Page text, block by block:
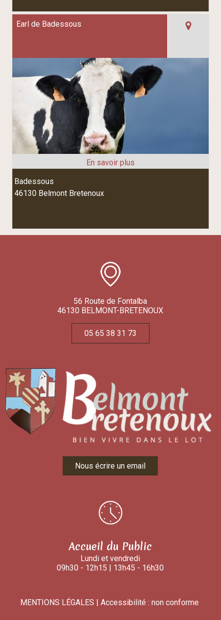
Earl de Badessous
Badessous
46130 Belmont Bretenoux
56 Route de Fontalba
46130 BELMONT-BRETENOUX
05 65 38 31 73
Nous écrire un email
Accueil du Public
Lundi et vendredi
09h30 - 12h15 | 13h45 - 16h30
MENTIONS LÉGALES Accessibilité : non conforme